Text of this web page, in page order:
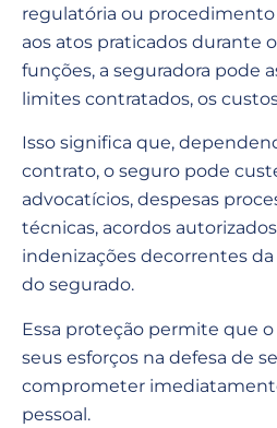
regulatória ou
aos atos praticados durante
funções, a seguradora pode
limites contratados, os
Isso significa que,
contrato, o seguro pode
advocatícios, despesas
técnicas, acordos
indenizações decorrentes
do segurado.
Essa proteção permite que
seus esforços na defesa de
comprometer
pessoal.